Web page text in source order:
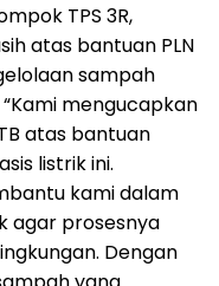
TPS 3R,
atas bantuan PLN
sampah
mengucapkan
atas bantuan
listrik ini.
kami dalam
agar prosesnya
Dengan